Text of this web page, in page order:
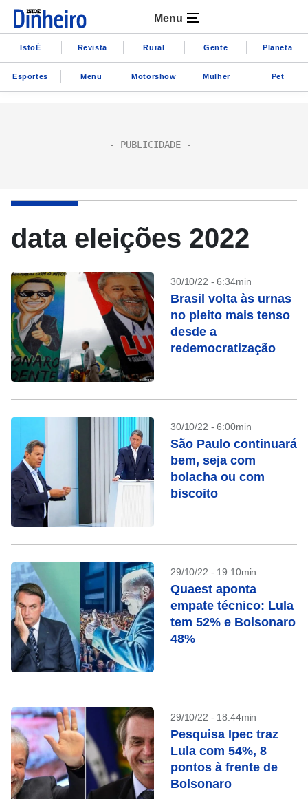
Menu
IstoÉ Revista Rural Gente Planeta
Esportes Menu Motorshow Mulher Pet
data eleições 2022
30/10/22 - 6:34min
Brasil volta às urnas
no pleito mais tenso
desde a
redemocratização
30/10/22 - 6:00min
São Paulo continuará
bem, seja com
bolacha ou com
biscoito
29/10/22 - 19:10min
Quaest aponta
empate técnico: Lula
tem 52% e Bolsonaro
48%
29/10/22 - 18:44min
Pesquisa Ipec traz
Lula com 54%, 8
pontos à frente de
Bolsonaro